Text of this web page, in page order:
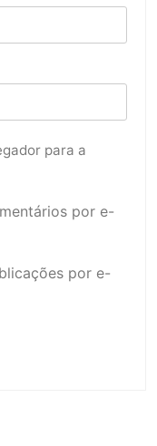
para a
por e-
por e-